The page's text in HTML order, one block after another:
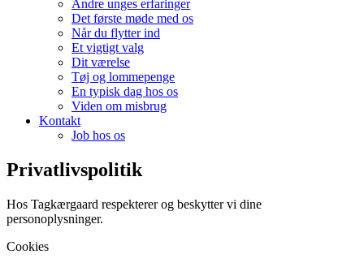
Andre unges erfaringer
Det første møde med os
Når du flytter ind
Et vigtigt valg
Dit værelse
Tøj og lommepenge
En typisk dag hos os
Viden om misbrug
Kontakt
Job hos os
Privatlivspolitik
Hos Tagkærgaard respekterer og beskytter vi dine
personoplysninger.
Cookies